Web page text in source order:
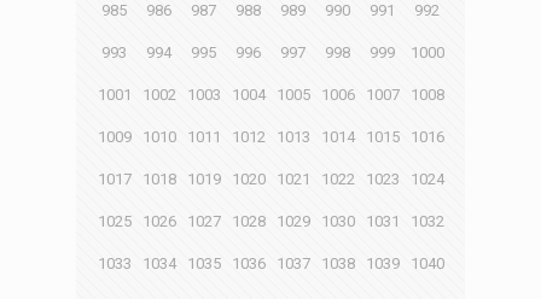
985 986 987 988 989 990 991 992
993 994 995 996 997 998 999 1000
1001 1002 1003 1004 1005 1006 1007 1008
1009 1010 1011 1012 1013 1014 1015 1016
1017 1018 1019 1020 1021 1022 1023 1024
1025 1026 1027 1028 1029 1030 1031 1032
1033 1034 1035 1036 1037 1038 1039 1040